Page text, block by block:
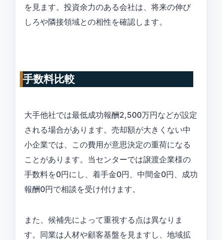
を見ます。投資余力のある会社は、将来の伸び
しろや隣接領域との相性を確認します。
手数料比較
大手他社では最低成功報酬2,500万円などが設定
される場合があります。売却額が大きくない中
小企業では、この費用が意思決定の重荷になる
ことがあります。当センターでは譲渡企業様の
手数料を0円にし、着手金0円、中間金0円、成功
報酬0円で相談を受け付けます。
また、候補先によって重視する点は異なりま
す。同業は人材や顧客基盤を見ますし、地域拡